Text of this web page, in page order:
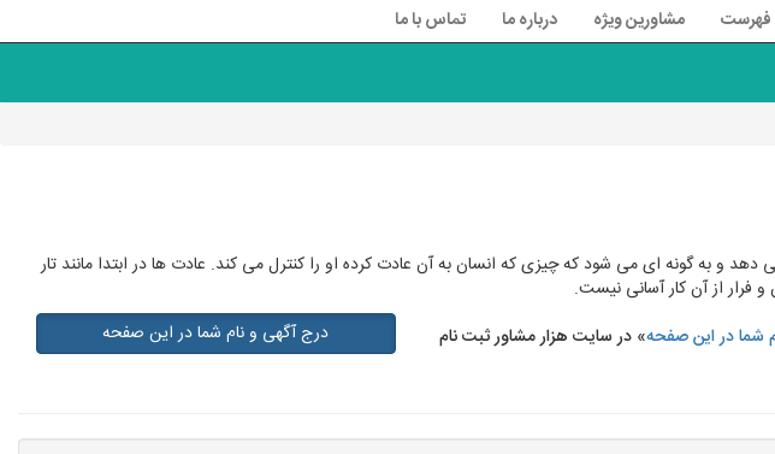
فهرست مشاورین ویژه درباره ما تماس با ما
و به گونه ای می شود که چیزی که انسان به آن عادت کرده او را کنترل می کند. عادت ها در ابتدا مانند تار
فرار از آن کار آسانی نیست.
شما در این صفحه» در سایت هزار مشاور ثبت نام
درج آگهی و نام شما در این صفحه